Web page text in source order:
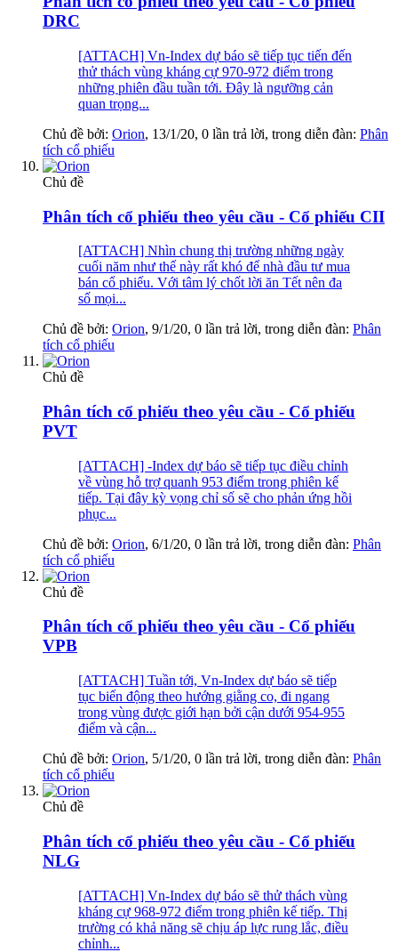
DRC
[ATTACH] Vn-Index dự báo sẽ tiếp tục tiến đến
thử thách vùng kháng cự 970-972 điểm trong
những phiên đầu tuần tới. Đây là ngưỡng cản
quan trọng...
Chủ đề bởi: Orion, 13/1/20, 0 lần trả lời, trong diễn đàn: Phân
tích cổ phiếu
Chủ đề
Phân tích cổ phiếu theo yêu cầu - Cổ phiếu CII
[ATTACH] Nhìn chung thị trường những ngày
cuối năm như thế này rất khó để nhà đầu tư mua
bán cổ phiếu. Với tâm lý chốt lời ăn Tết nên đa
số mọi...
Chủ đề bởi: Orion, 9/1/20, 0 lần trả lời, trong diễn đàn: Phân
tích cổ phiếu
Chủ đề
Phân tích cổ phiếu theo yêu cầu - Cổ phiếu
PVT
[ATTACH] -Index dự báo sẽ tiếp tục điều chỉnh
về vùng hỗ trợ quanh 953 điểm trong phiên kế
tiếp. Tại đây kỳ vọng chỉ số sẽ cho phản ứng hồi
phục...
Chủ đề bởi: Orion, 6/1/20, 0 lần trả lời, trong diễn đàn: Phân
tích cổ phiếu
Chủ đề
Phân tích cổ phiếu theo yêu cầu - Cổ phiếu
VPB
[ATTACH] Tuần tới, Vn-Index dự báo sẽ tiếp
tục biến động theo hướng giằng co, đi ngang
trong vùng được giới hạn bởi cận dưới 954-955
điểm và cận...
Chủ đề bởi: Orion, 5/1/20, 0 lần trả lời, trong diễn đàn: Phân
tích cổ phiếu
Chủ đề
Phân tích cổ phiếu theo yêu cầu - Cổ phiếu
NLG
[ATTACH] Vn-Index dự báo sẽ thử thách vùng
kháng cự 968-972 điểm trong phiên kế tiếp. Thị
trường có khả năng sẽ chịu áp lực rung lắc, điều
chỉnh...